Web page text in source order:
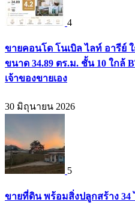
4
ขายคอนโด โนเบิล ไลท์ อารีย์
ขนาด 34.89 ตร.ม. ชั้น 10 ใกล้
เจ้าของขายเอง
30 มิถุนายน 2026
5
ขายที่ดิน พร้อมสิ่งปลูกสร้าง 34